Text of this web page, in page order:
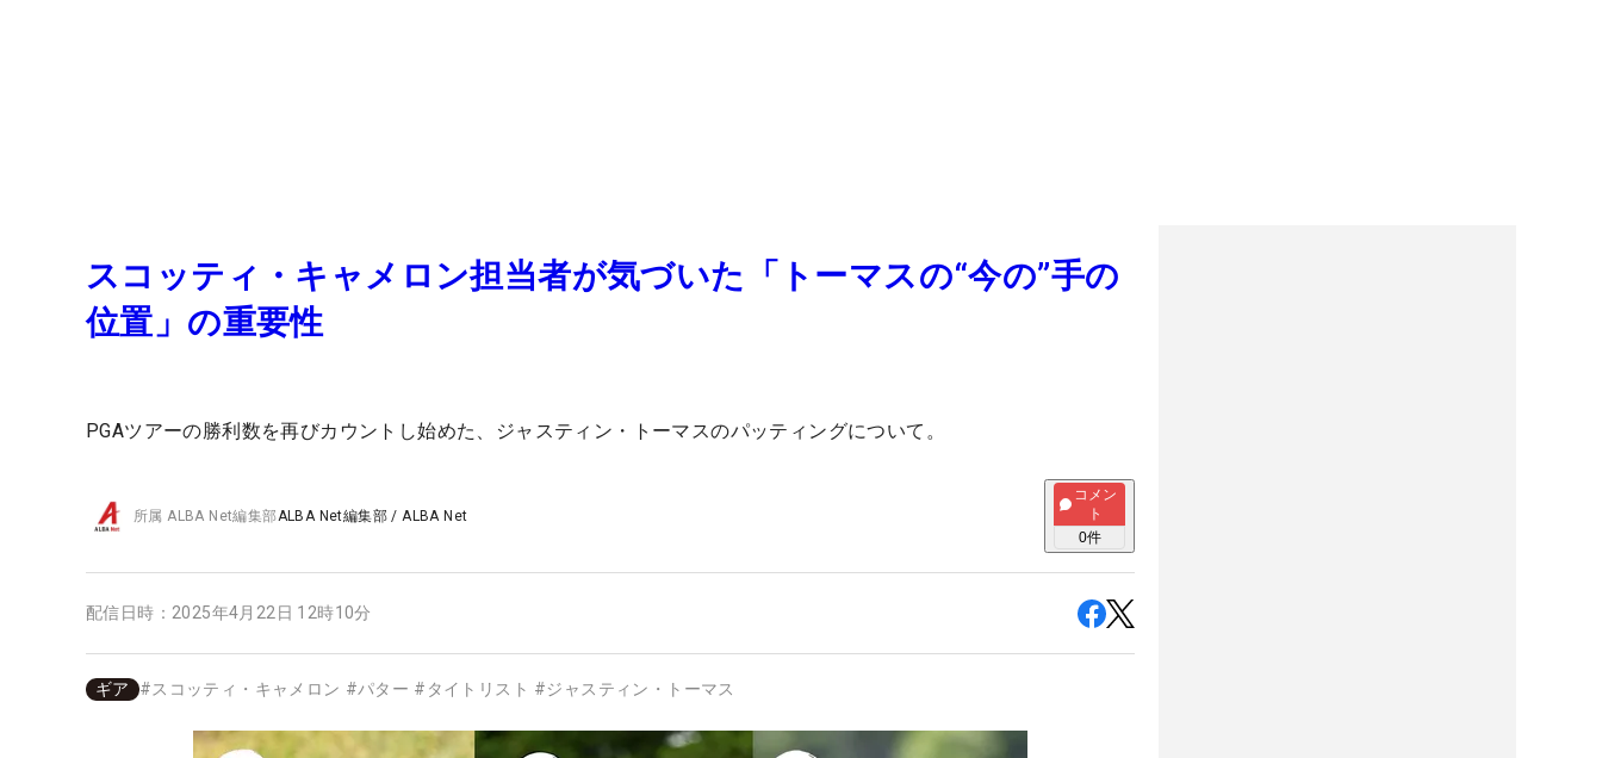
スコッティ・キャメロン担当者が気づいた「トーマスの“今の”手の
位置」の重要性
PGAツアーの勝利数を再びカウントし始めた、ジャスティン・トーマスのパッティングについて。
所属ALBA Net編集部ALBA Net編集部 /ALBA Net
コメン
ト
0件
配信日時： 2025年4月22日 12時10分
ギア #スコッティ・キャメロン #パター # タイトリスト #ジャスティン・トーマス